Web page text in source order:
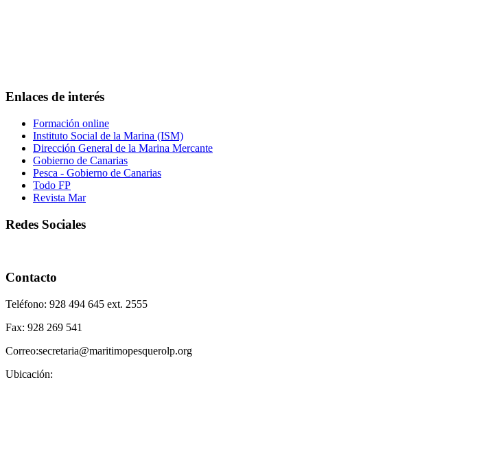
Enlaces de interés
Formación online
Instituto Social de la Marina (ISM)
Dirección General de la Marina Mercante
Gobierno de Canarias
Pesca - Gobierno de Canarias
Todo FP
Revista Mar
Redes Sociales
Contacto
Teléfono: 928 494 645 ext. 2555
Fax: 928 269 541
Correo:secretaria@maritimopesquerolp.org
Ubicación: